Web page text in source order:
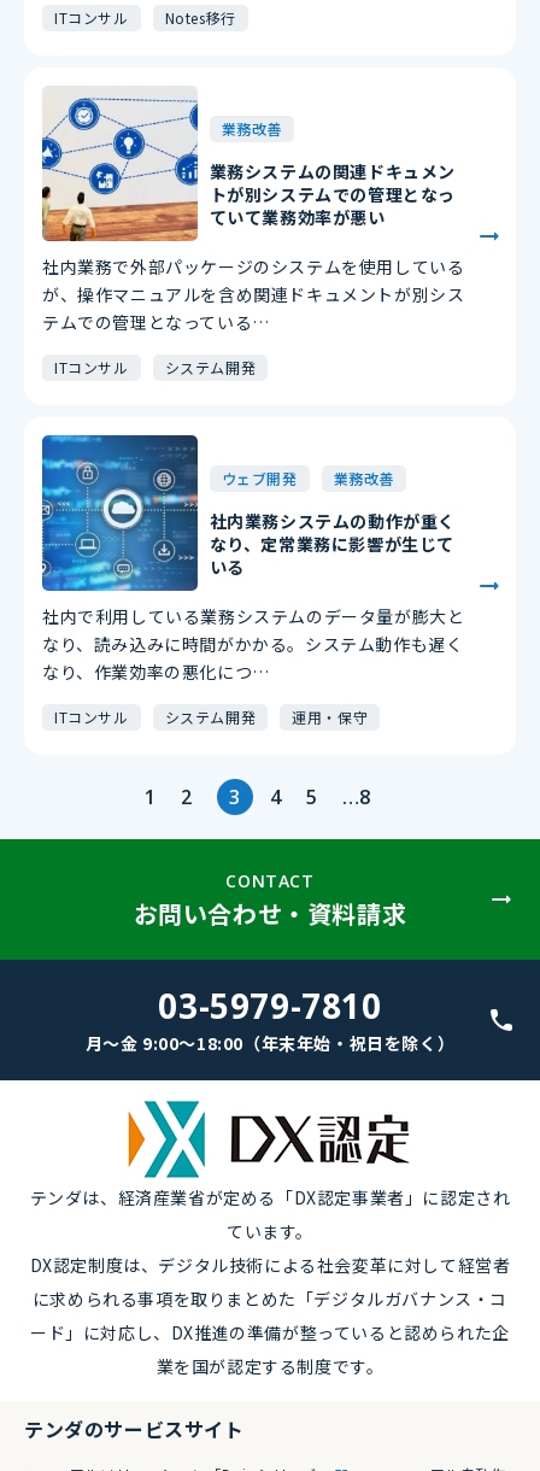
ITコンサル Notes移行
業務改善
業務システムの関連ドキュメン
トが別システムでの管理となっ
ていて業務効率が悪い
社内業務で外部パッケージのシステムを使用している
が、操作マニュアルを含め関連ドキュメントが別シス
テムでの管理となっている…
ITコンサル システム開発
ウェブ開発 業務改善
社内業務システムの動作が重く
なり、定常業務に影響が生じて
いる
社内で利用している業務システムのデータ量が膨大と
なり、読み込みに時間がかかる。システム動作も遅く
なり、作業効率の悪化につ…
ITコンサル システム開発 運用・保守
1 2 3 4 5 …8
CONTACT
お問い合わせ・資料請求
03-5979-7810
月～金 9:00～18:00（年末年始・祝日を除く）
テンダは、経済産業省が定める「DX認定事業者」に認定され
ています。
DX認定制度は、デジタル技術による社会変革に対して経営者
に求められる事項を取りまとめた「デジタルガバナンス・コ
ード」に対応し、DX推進の準備が整っていると認められた企
業を国が認定する制度です。
テンダのサービスサイト